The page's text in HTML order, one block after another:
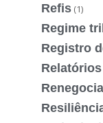
Refis (1)
Regime
Registro